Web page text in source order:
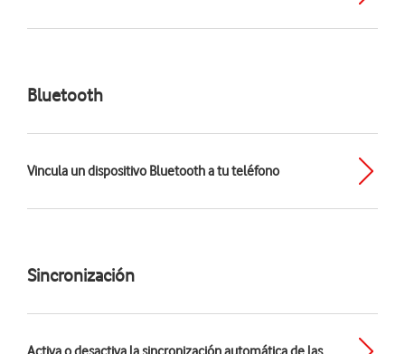
Bluetooth
Vincula un dispositivo Bluetooth a tu teléfono
Sincronización